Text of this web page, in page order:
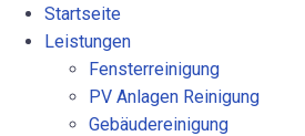
Startseite
Leistungen
Fensterreinigung
PV Anlagen Reinigung
Gebäudereinigung